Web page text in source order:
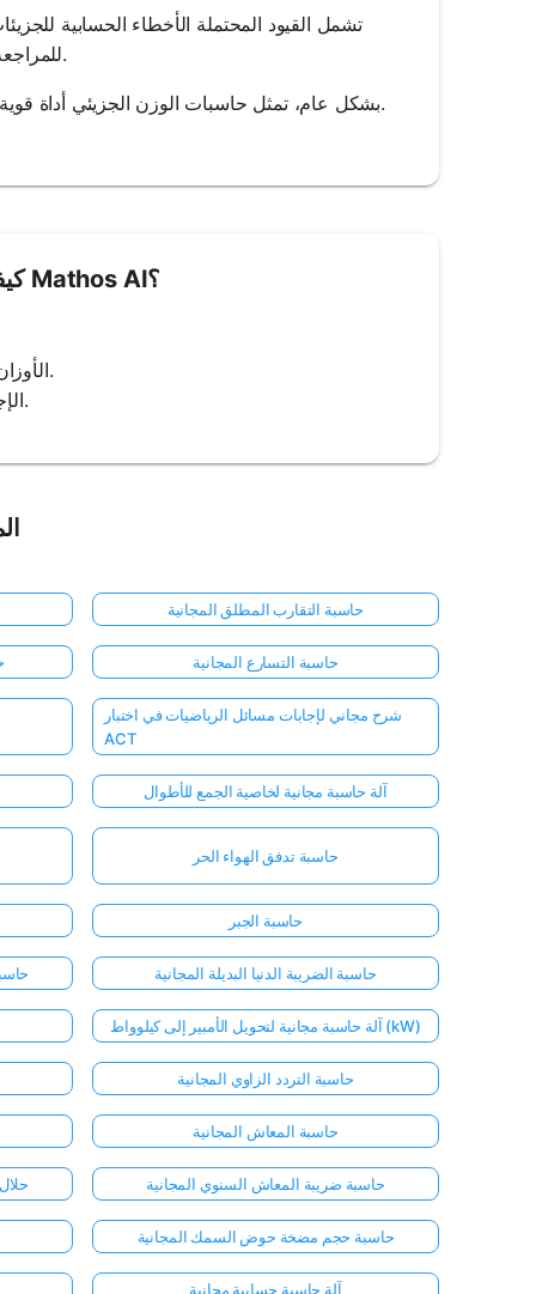
تشمل القيود المحتملة الأخطاء الحسابية
للمراجعة. بالإضافة إلى ذلك، قد تكون الحاسبات محدودة بدقة البيانات المدخلة المتاحة.
بشكل عام، تمثل حاسبات الوزن الجزيئي أداة قوية للطلاب والباحثين والمهنيين، مما يوفر حسابات دقيقة وفعالة متعلقة بالكيمياء.
كيفية استخدام حاسبة الوزن الجزيئي من Mathos AI؟
3. مراجعة الحساب: ستعرض Mathos AI الأوزان الذرية لكل عنصر وعملية الحساب.
4. الإجابة النهائية: راجع الوزن الجزيئي النهائي، مع وحدات واضحة (مثل جم/مول).
حاسبة التقارب المطلق المجانية
حاسبة التسارع المجانية
شرح مجاني لإجابات مسائل الرياضيات في اختبار
ACT
آلة حاسبة مجانية لخاصية الجمع للأطوال
حاسبة تدفق الهواء الحر
حاسبة الجبر
حاسبة الضريبة الدنيا البديلة المجانية
آلة حاسبة مجانية لتحويل الأمبير إلى كيلوواط (kW)
حاسبة التردد الزاوي المجانية
حاسبة المعاش المجانية
حاسبة ضريبة المعاش السنوي المجانية
حاسبة حجم مضخة حوض السمك المجانية
آلة حاسبة حسابية مجانية